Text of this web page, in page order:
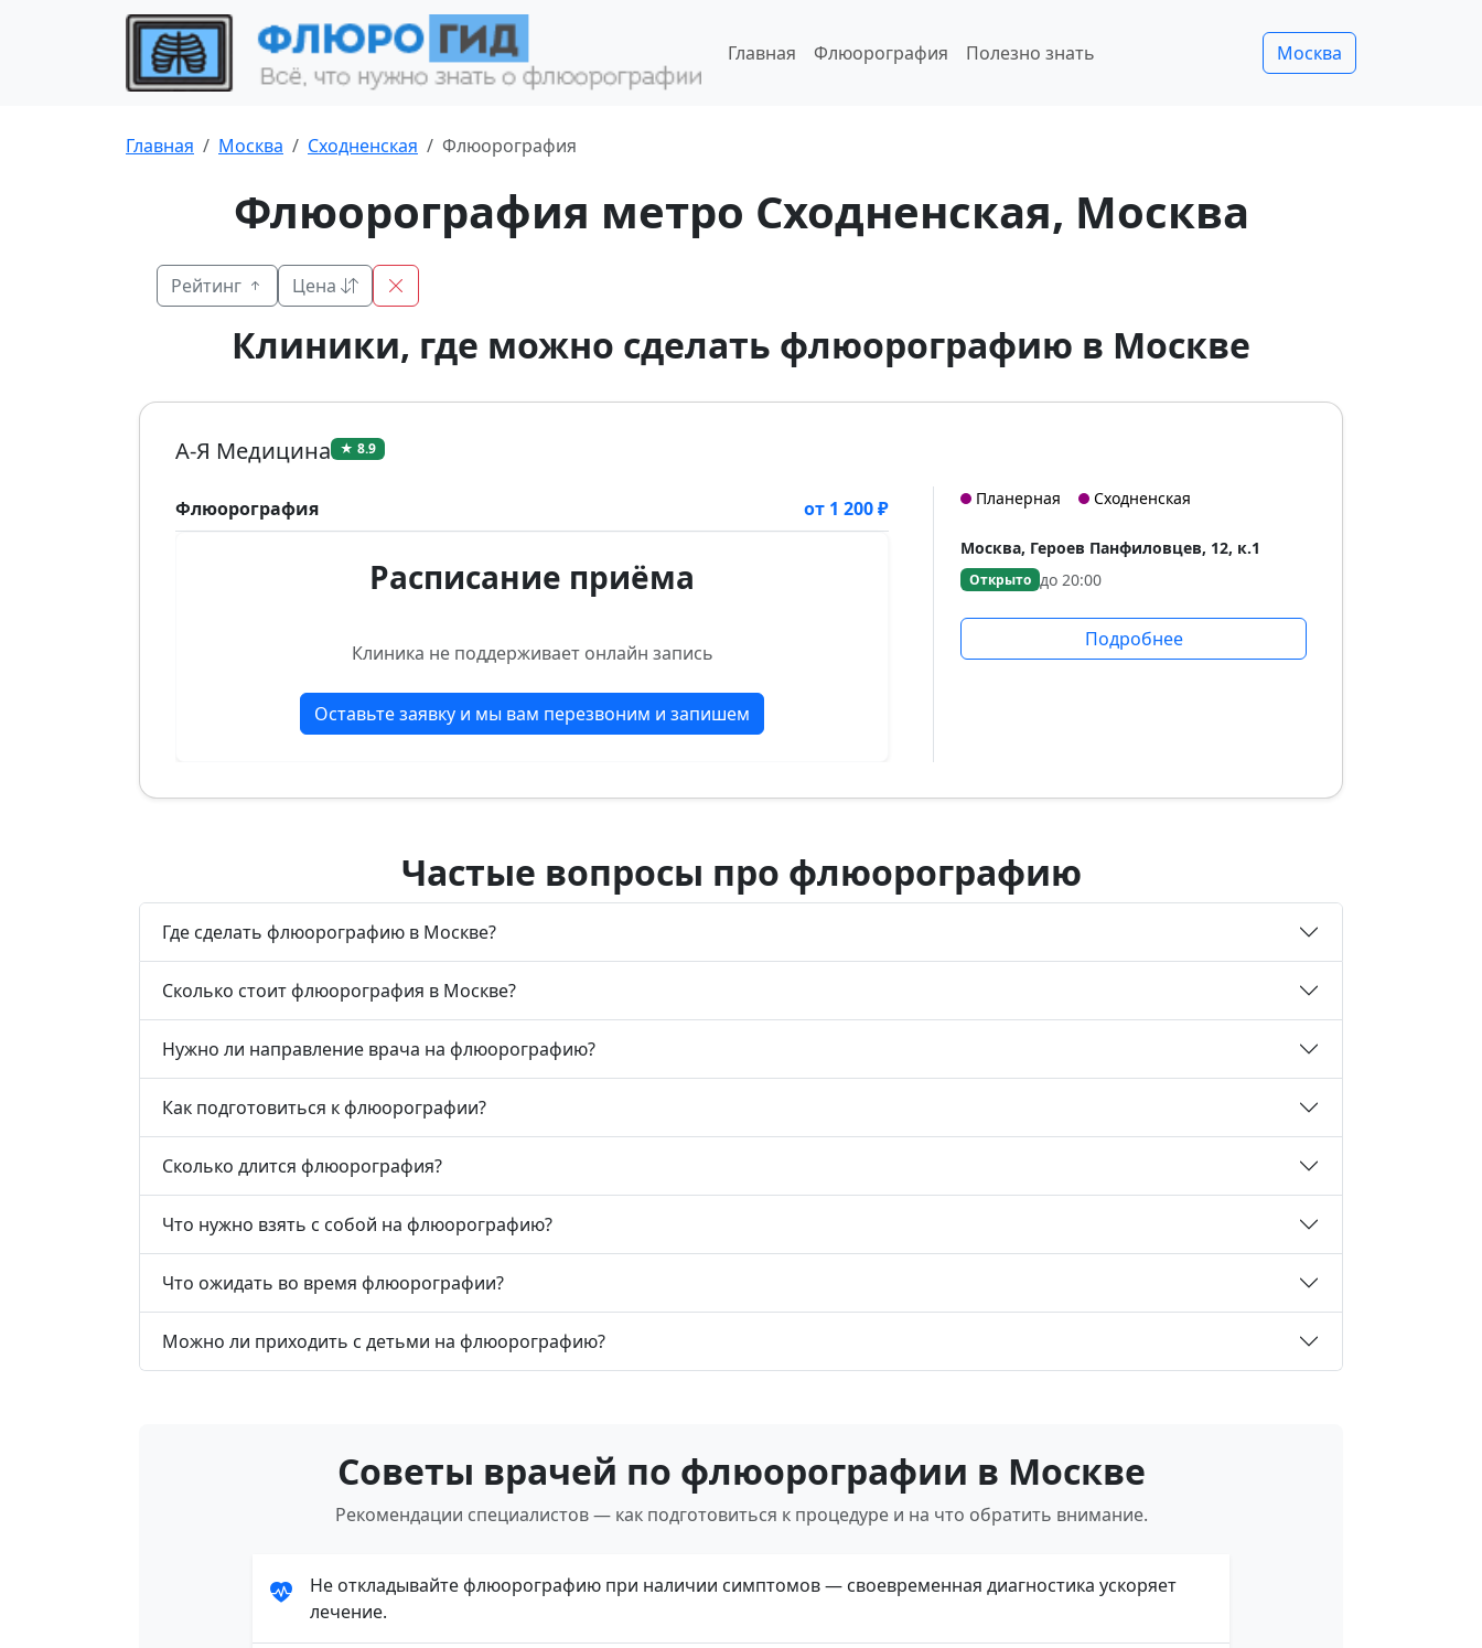
Главная Флюорография Полезно знать Москва
Главная Москва Сходненская Флюорография
Флюорография метро Сходненская, Москва
Рейтинг Цена
Клиники, где можно сделать флюорографию в Москве
А-Я Медицина ★ 8.9
Флюорография от 1 200 ₽
Расписание приёма
Клиника не поддерживает онлайн запись
Оставьте заявку и мы вам перезвоним и запишем
Планерная Сходненская
Москва, Героев Панфиловцев, 12, к.1
Открыто до 20:00
Подробнее
Частые вопросы про флюорографию
Где сделать флюорографию в Москве?
Сколько стоит флюорография в Москве?
Нужно ли направление врача на флюорографию?
Как подготовиться к флюорографии?
Сколько длится флюорография?
Что нужно взять с собой на флюорографию?
Что ожидать во время флюорографии?
Можно ли приходить с детьми на флюорографию?
Советы врачей по флюорографии в Москве
Рекомендации специалистов — как подготовиться к процедуре и на что обратить внимание.
Не откладывайте флюорографию при наличии симптомов — своевременная диагностика ускоряет
лечение.